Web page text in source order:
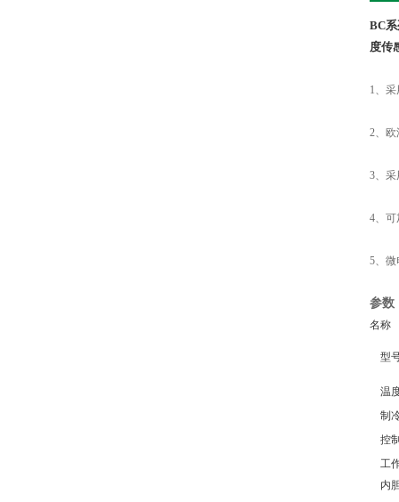
BC
度传
1、
2、欧
3、采
4、可
5、微
参数
名称
型
温
制
控
工
内